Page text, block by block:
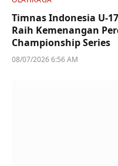
Timnas Indonesia U-
Raih Kemenangan
Championship Series
08/07/2026 6:56 AM